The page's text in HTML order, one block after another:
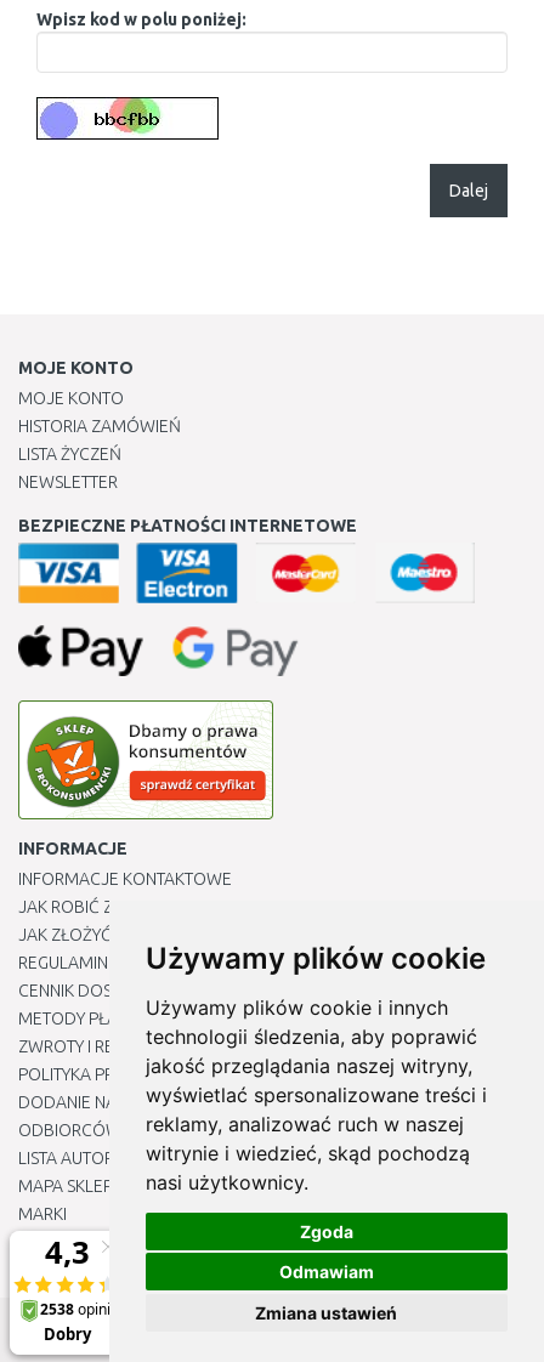
Używamy plików cookie
Używamy plików cookie i innych
technologii śledzenia, aby poprawić
jakość przeglądania naszej witryny,
wyświetlać spersonalizowane treści i
reklamy, analizować ruch w naszej
witrynie i wiedzieć, skąd pochodzą
nasi użytkownicy.
Zgoda
Odmawiam
Zmiana ustawień
Wpisz kod w polu poniżej:
Dalej
MOJE KONTO
MOJE KONTO
HISTORIA ZAMÓWIEŃ
LISTA ŻYCZEŃ
NEWSLETTER
BEZPIECZNE PŁATNOŚCI INTERNETOWE
INFORMACJE
INFORMACJE KONTAKTOWE
JAK ROBIĆ ZAKUPY ?
JAK ZŁOŻYĆ REKLAMACJĘ
REGULAMIN
CENNIK DOSTAWY
METODY PŁATNOŚCI
ZWROTY I REKLAMACJE PRODUKTÓW
POLITYKA PRYWATNOŚCI
DODANIE NASZYCH ADRESÓW E-MAIL DO LISTY ZAUFANYCH
ODBIORCÓW
LISTA AUTORYZOWANYCH CENTRÓW SERWISOWYCH
MAPA SKLEPU
MARKI
BLOGU
EDYTUJ MOJE PREFERENCJE DOTYCZĄCE PLIKÓW COOKIE
© 2012 - 2026